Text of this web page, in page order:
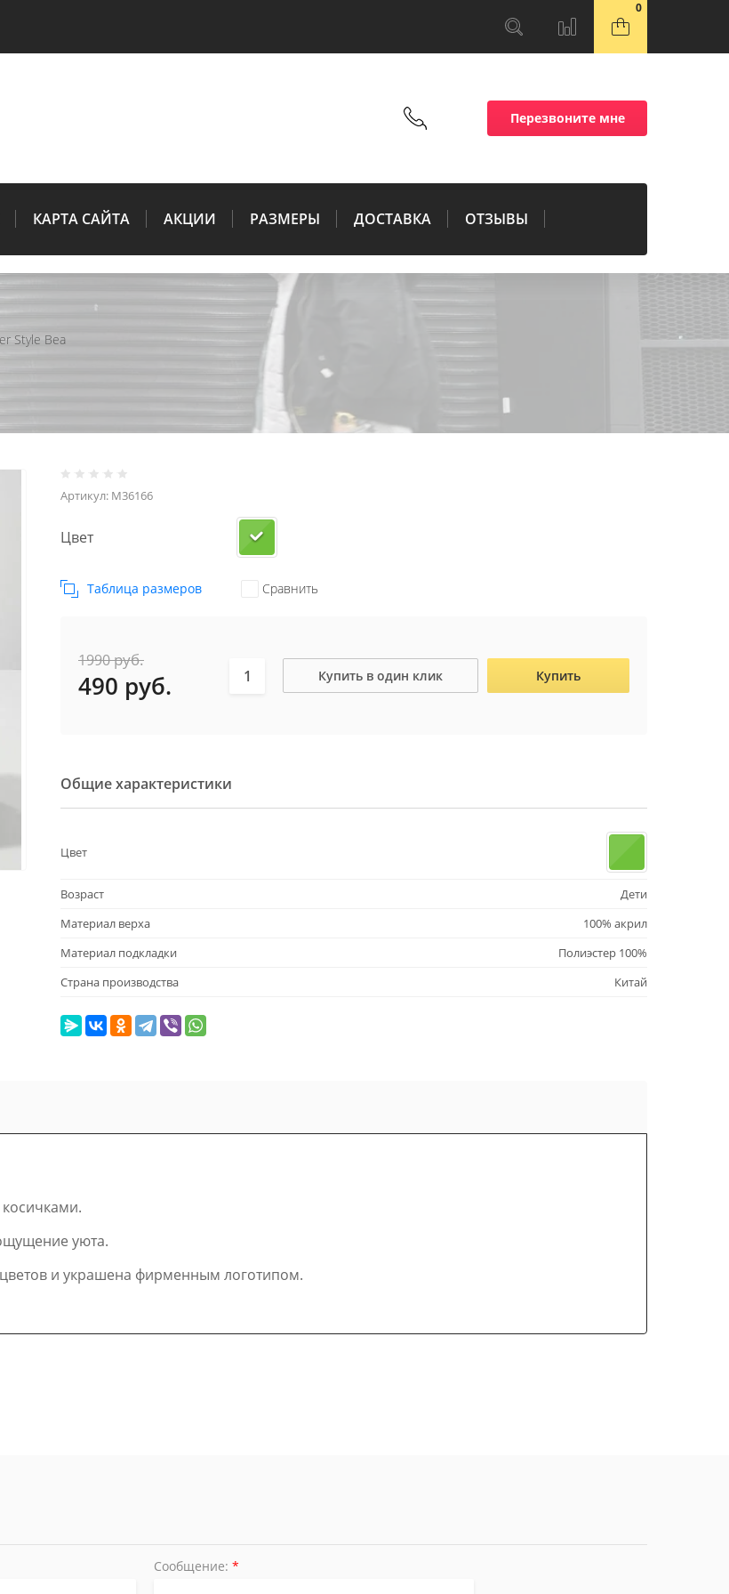
0
Перезвоните мне
КАРТА САЙТА АКЦИИ РАЗМЕРЫ ДОСТАВКА ОТЗЫВЫ
Style Bea
Артикул: M36166
Цвет
Таблица размеров Сравнить
1990руб.
490 руб. Купить в один клик Купить
Общие характеристики
Цвет
Возраст
Дети
Материал верха
100% акрил
Материал подкладки
Полиэстер 100%
Страна производства
Китай
уюта.
и украшена фирменным логотипом.
Сообщение: *